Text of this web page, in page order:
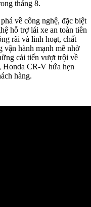
tháng 8.
về công nghệ, đặc biệt
hỗ trợ lái xe an toàn tiên
rãi và linh hoạt, chất
vận hành mạnh mẽ nhờ
cải tiến vượt trội về
Honda CR-V hứa hẹn
hàng.